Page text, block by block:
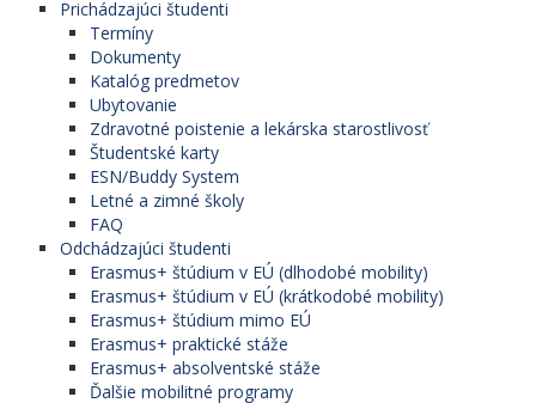
Prichádzajúci študenti
Termíny
Dokumenty
Katalóg predmetov
Ubytovanie
Zdravotné poistenie a lekárska starostlivosť
Študentské karty
ESN/Buddy System
Letné a zimné školy
FAQ
Odchádzajúci študenti
Erasmus+ štúdium v EÚ (dlhodobé mobility)
Erasmus+ štúdium v EÚ (krátkodobé mobility)
Erasmus+ štúdium mimo EÚ
Erasmus+ praktické stáže
Erasmus+ absolventské stáže
Ďalšie mobilitné programy